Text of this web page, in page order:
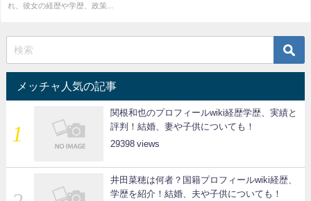
れ、彼女の経歴や学歴、政策...
メッチャ人気の記事
関根和也のプロフィールwiki経歴学歴、実績と
評判！結婚、妻や子供についても！
29398
井田菜穂は何者？国籍プロフィールwiki経歴、
学歴を紹介！結婚、夫や子供についても！